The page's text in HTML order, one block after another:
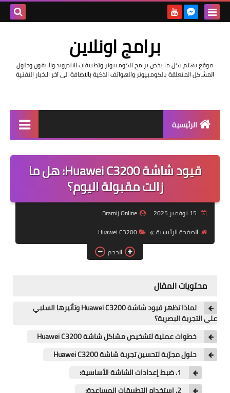
برامج اونلاين
موقع يهتم بكل ما يخص برامج الكومبيوتر وتطبيقات الاندرويد والايفون وحلول
المشاكل المتعلقة بالكومبيوتر والهواتف الذكية بالاضافة الى آخر الاخبار التقنية
الرئيسية
مراجعات
حماية
اندرويد
آيفون
ويندوز
فيسبوك
قيود شاشة Huawei C3200: هل ما
زالت مقبولة اليوم؟
Bramij Online
الصفحة الرئيسية
Huawei C3200
الحجم
محتويات المقال
لماذا تظهر قيود شاشة Huawei C3200 وتأثيرها السلبي
على التجربة البصرية؟
خطوات عملية لتشخيص مشاكل شاشة Huawei C3200
حلول مجرّبة لتحسين تجربة شاشة Huawei C3200
1. ضبط إعدادات الشاشة الأساسية: